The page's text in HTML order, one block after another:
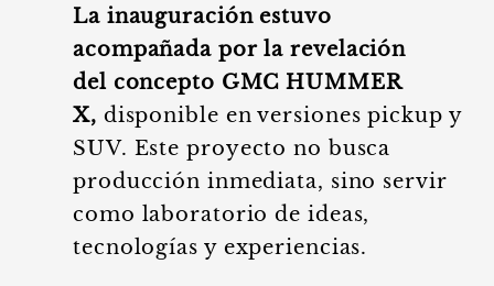
La inauguración estuvo
acompañada por la revelación
del concepto GMC HUMMER
X, disponible en versiones pickup y
SUV. Este proyecto no busca
producción inmediata, sino servir
como laboratorio de ideas,
tecnologías y experiencias.